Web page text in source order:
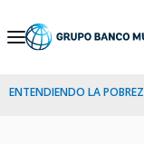
Skip
Navigation
ENTENDIENDO LA